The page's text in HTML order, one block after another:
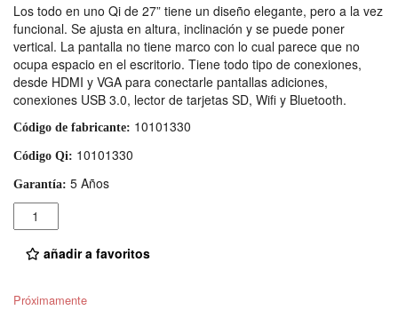
Los todo en uno Qi de 27” tiene un diseño elegante, pero a la vez
funcional. Se ajusta en altura, inclinación y se puede poner
vertical. La pantalla no tiene marco con lo cual parece que no
ocupa espacio en el escritorio. Tiene todo tipo de conexiones,
desde HDMI y VGA para conectarle pantallas adiciones,
conexiones USB 3.0, lector de tarjetas SD, Wifi y Bluetooth.
Código de fabricante: 10101330
Código Qi: 10101330
Garantía: 5 Años
Cantidad
añadir a favoritos
Próximamente